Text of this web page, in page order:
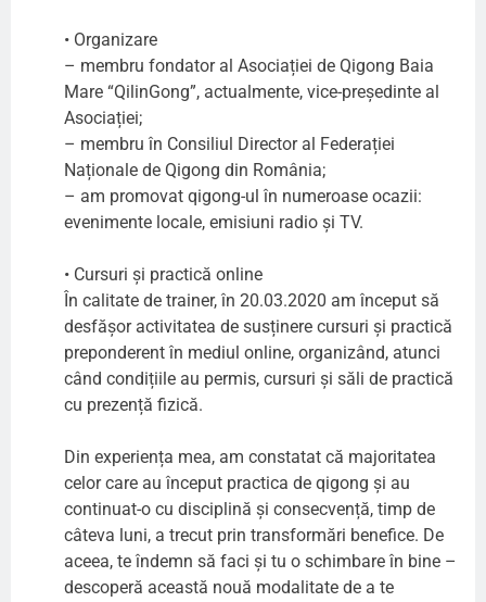
• Organizare
– membru fondator al Asociației de Qigong Baia
Mare “QilinGong”, actualmente, vice-președinte al
Asociației;
– membru în Consiliul Director al Federației
Naționale de Qigong din România;
– am promovat qigong-ul în numeroase ocazii:
evenimente locale, emisiuni radio și TV.
• Cursuri și practică online
În calitate de trainer, în 20.03.2020 am început să
desfășor activitatea de susținere cursuri și practică
preponderent în mediul online, organizând, atunci
când condițiile au permis, cursuri și săli de practică
cu prezență fizică.
Din experiența mea, am constatat că majoritatea
celor care au început practica de qigong și au
continuat-o cu disciplină și consecvență, timp de
câteva luni, a trecut prin transformări benefice. De
aceea, te îndemn să faci și tu o schimbare în bine –
descoperă această nouă modalitate de a te